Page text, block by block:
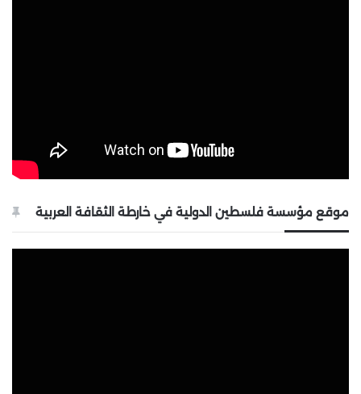
موقع مؤسسة فلسطين الدولية في خارطة الثقافة العربية